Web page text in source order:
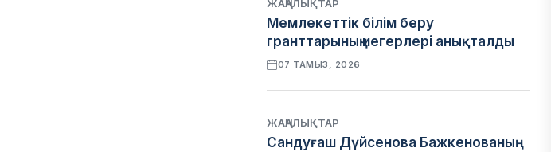
ЖАҢАЛЫҚТАР
Мемлекеттік білім беру
гранттарының иегерлері анықталды
07 ТАМЫЗ, 2026
ЖАҢАЛЫҚТАР
Сандуғаш Дүйсенова Бажкенованың